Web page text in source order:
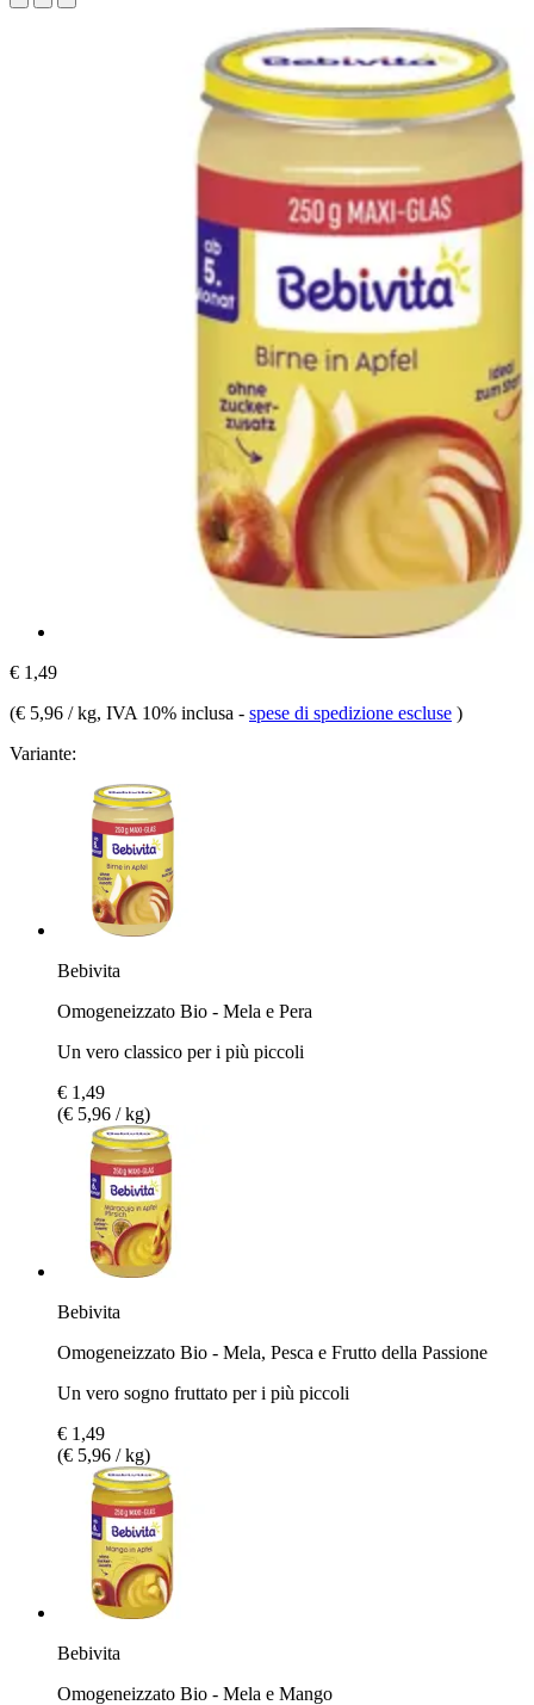
€ 1,49
(€ 5,96 / kg, IVA 10% inclusa - spese di spedizione escluse )
Variante:
Bebivita
Omogeneizzato Bio - Mela e Pera
Un vero classico per i più piccoli
€ 1,49
(€ 5,96 / kg)
Bebivita
Omogeneizzato Bio - Mela, Pesca e Frutto della Passione
Un vero sogno fruttato per i più piccoli
€ 1,49
(€ 5,96 / kg)
Bebivita
Omogeneizzato Bio - Mela e Mango